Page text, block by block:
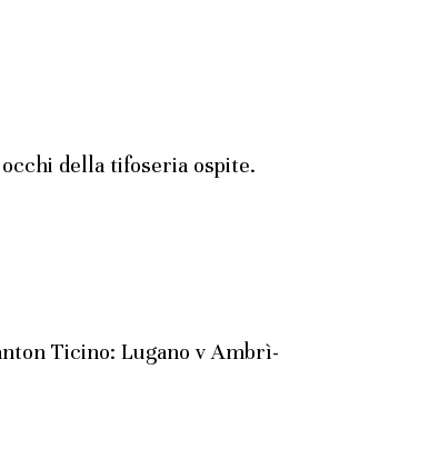
della tifoseria ospite.
Ticino: Lugano v Ambrì-